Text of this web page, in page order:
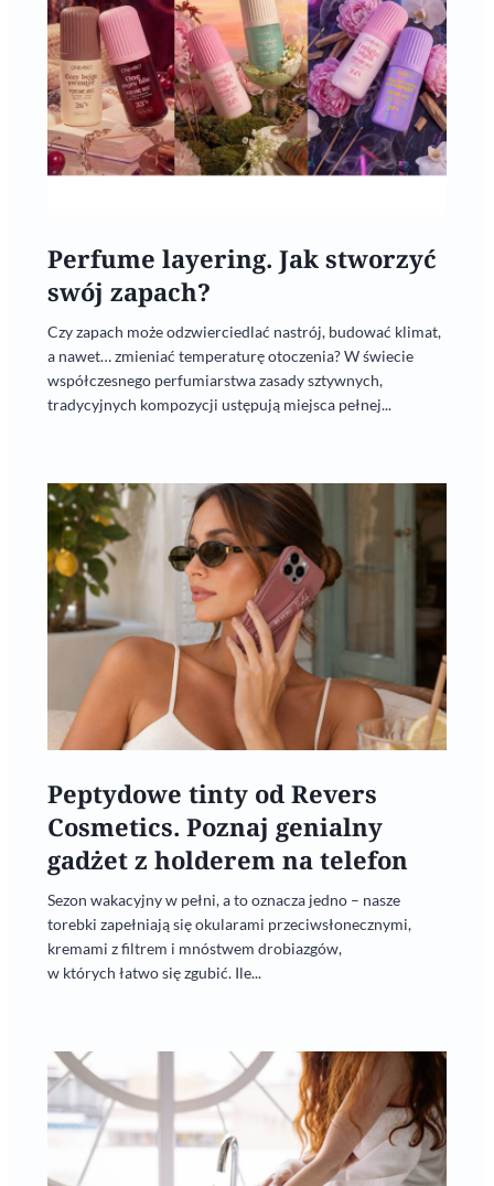
Perfume layering. Jak stworzyć
swój zapach?
Czy zapach może odzwierciedlać nastrój, budować klimat,
a nawet… zmieniać temperaturę otoczenia? W świecie
współczesnego perfumiarstwa zasady sztywnych,
tradycyjnych kompozycji ustępują miejsca pełnej...
Peptydowe tinty od Revers
Cosmetics. Poznaj genialny
gadżet z holderem na telefon
Sezon wakacyjny w pełni, a to oznacza jedno – nasze
torebki zapełniają się okularami przeciwsłonecznymi,
kremami z filtrem i mnóstwem drobiazgów,
w których łatwo się zgubić. Ile...